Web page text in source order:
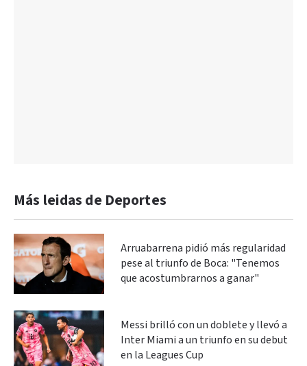
Más leidas de Deportes
Arruabarrena pidió más regularidad
pese al triunfo de Boca: "Tenemos
que acostumbrarnos a ganar"
Messi brilló con un doblete y llevó a
Inter Miami a un triunfo en su debut
en la Leagues Cup